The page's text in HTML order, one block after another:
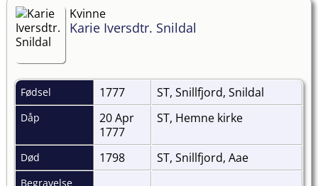
Kvinne
Karie Iversdtr. Snildal
Fødsel 1777 ST, Snillfjord, Snildal
Dåp
20 Apr
1777
ST, Hemne kirke
Død 1798 ST, Snillfjord, Aae
Begravelse